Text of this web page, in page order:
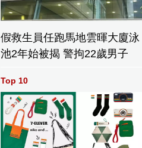
假救生員任跑馬地雲暉大廈泳
池2年始被揭 警拘22歲男子
Top 10